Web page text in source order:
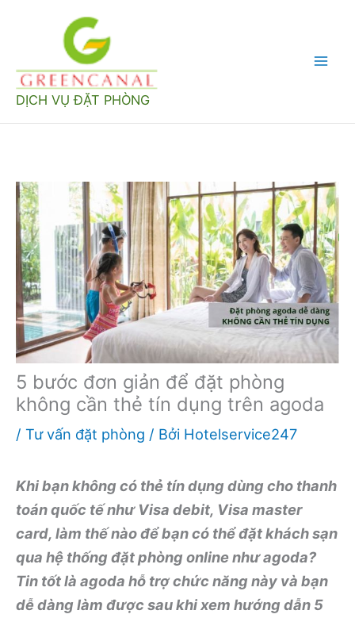
dung
DỊCH VỤ ĐẶT PHÒNG
5 bước đơn giản để đặt phòng
không cần thẻ tín dụng trên agoda
/ Tư vấn đặt phòng / Bởi Hotelservice247
Khi bạn không có thẻ tín dụng dùng cho thanh
toán quốc tế như Visa debit, Visa master
card, làm thế nào để bạn có thể đặt khách sạn
qua hệ thống đặt phòng online như agoda?
Tin tốt là agoda hỗ trợ chức năng này và bạn
dễ dàng làm được sau khi xem hướng dẫn 5